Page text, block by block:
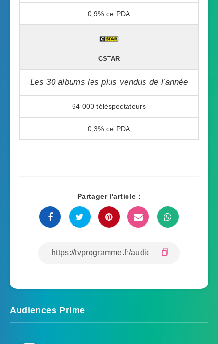
0,9%
CSTAR
Les 30 albums les plus vendus de l’année
64 000
0,3%
Partager l'article :
Audiences Prime